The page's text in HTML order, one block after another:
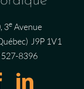
3e Avenue
J9P 1V1
8396